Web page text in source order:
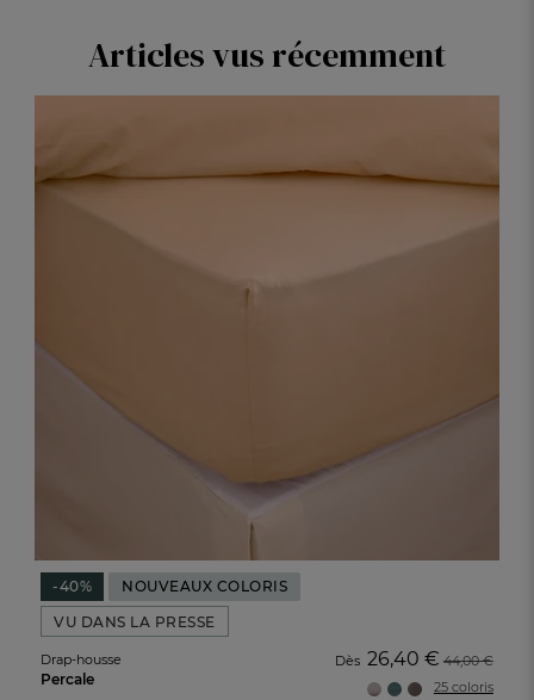
Articles vus récemment
-40%
NOUVEAUX COLORIS
VU DANS LA PRESSE
Drap-housse
Percale
Dès 26,40 € 44,00 €
25 coloris